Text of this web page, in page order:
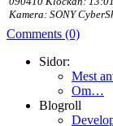
Kamera: SONY
Comments (0)
Sidor:
Mest
Om…
Blogroll